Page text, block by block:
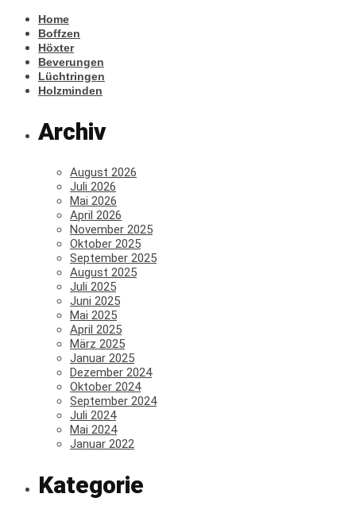
Home
Boffzen
Höxter
Beverungen
Lüchtringen
Holzminden
Archiv
August 2026
Juli 2026
Mai 2026
April 2026
November 2025
Oktober 2025
September 2025
August 2025
Juli 2025
Juni 2025
Mai 2025
April 2025
März 2025
Januar 2025
Dezember 2024
Oktober 2024
September 2024
Juli 2024
Mai 2024
Januar 2022
Kategorie